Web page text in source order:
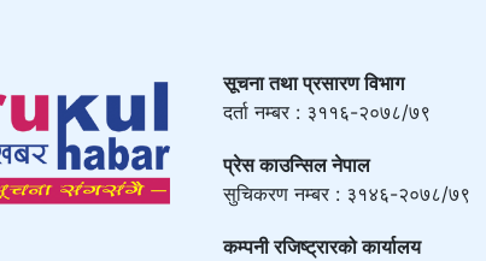
सूचना तथा प्रसारण विभाग
दर्ता नम्बर : ३११६-२०७८/७९
प्रेस काउन्सिल नेपाल
सुचिकरण नम्बर : ३१४६-२०७८/७९
कम्पनी रजिष्ट्रारको कार्यालय